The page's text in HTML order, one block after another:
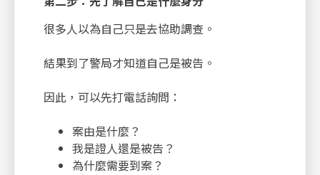
很多人以為自己只是去協助調查。
結果到了警局才知道自己是被告。
因此，可以先打電話詢問：
案由是什麼？
我是證人還是被告？
為什麼需要到案？